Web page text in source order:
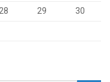
29
30